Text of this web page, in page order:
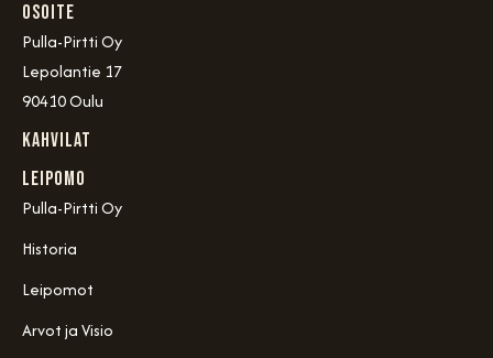
OSOITE
Pulla-Pirtti Oy
Lepolantie 17
90410 Oulu
Kahvilat
Leipomo
Pulla-Pirtti Oy
Historia
Leipomot
Arvot ja Visio